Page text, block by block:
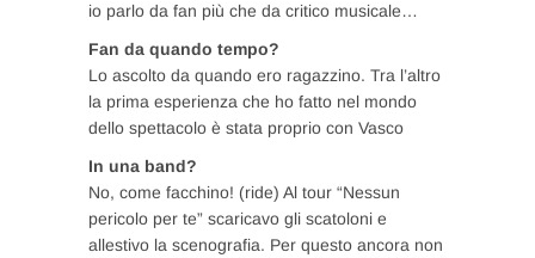
io parlo da fan più che da critico musicale…
Fan da quando tempo?
Lo ascolto da quando ero ragazzino. Tra l’altro
la prima esperienza che ho fatto nel mondo
dello spettacolo è stata proprio con Vasco
In una band?
No, come facchino! (ride) Al tour “Nessun
pericolo per te” scaricavo gli scatoloni e
allestivo la scenografia. Per questo ancora non